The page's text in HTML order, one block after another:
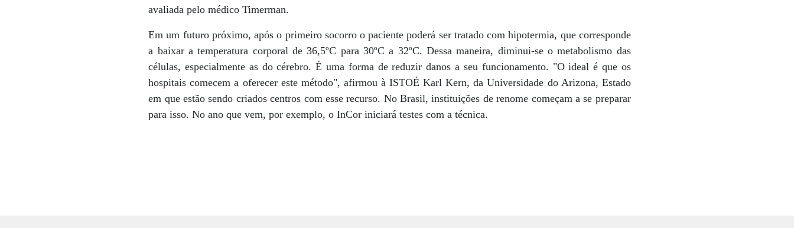
avaliada pelo médico Timerman.
Em um futuro próximo, após o primeiro socorro o paciente poderá ser tratado com hipotermia, que corresponde
a baixar a temperatura corporal de 36,5ºC para 30ºC a 32ºC. Dessa maneira, diminui-se o metabolismo das
células, especialmente as do cérebro. É uma forma de reduzir danos a seu funcionamento. "O ideal é que os
hospitais comecem a oferecer este método", afirmou à ISTOÉ Karl Kern, da Universidade do Arizona, Estado
em que estão sendo criados centros com esse recurso. No Brasil, instituições de renome começam a se preparar
para isso. No ano que vem, por exemplo, o InCor iniciará testes com a técnica.